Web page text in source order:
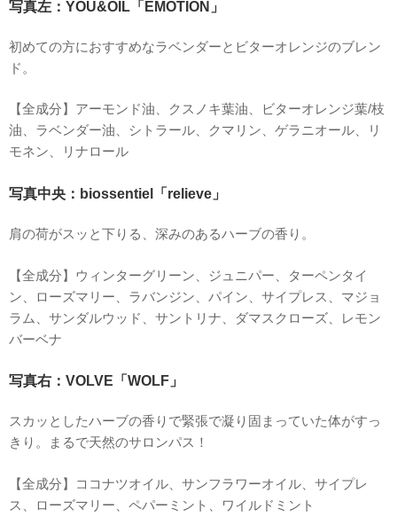
写真左：YOU&OIL「EMOTION」
初めての方におすすめなラベンダーとビターオレンジのブレン
ド。
【全成分】アーモンド油、クスノキ葉油、ビターオレンジ葉/枝
油、ラベンダー油、シトラール、クマリン、ゲラニオール、リ
モネン、リナロール
写真中央：biossentiel「relieve」
肩の荷がスッと下りる、深みのあるハーブの香り。
【全成分】ウィンターグリーン、ジュニパー、ターペンタイ
ン、ローズマリー、ラバンジン、パイン、サイプレス、マジョ
ラム、サンダルウッド、サントリナ、ダマスクローズ、レモン
バーベナ
写真右：VOLVE「WOLF」
スカッとしたハーブの香りで緊張で凝り固まっていた体がすっ
きり。まるで天然のサロンパス！
【全成分】ココナツオイル、サンフラワーオイル、サイプレ
ス、ローズマリー、ペパーミント、ワイルドミント